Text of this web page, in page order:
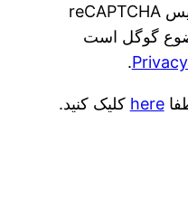
برای امنیت، استفاده از سرویس reCAPTCHA
گوگل است
.
here کلیک کنید.